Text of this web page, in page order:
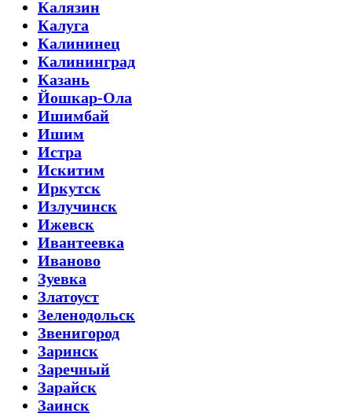
Калязин
Калуга
Калининец
Калининград
Казань
Йошкар-Ола
Ишимбай
Ишим
Истра
Искитим
Иркутск
Излучинск
Ижевск
Ивантеевка
Иваново
Зуевка
Златоуст
Зеленодольск
Звенигород
Заринск
Заречный
Зарайск
Заинск